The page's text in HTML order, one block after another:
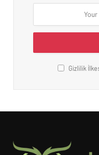
Gizlilik